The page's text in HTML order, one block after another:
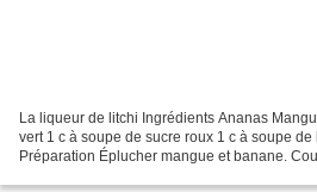
La liqueur de litchi Ingrédients Ananas
vert 1 c à soupe de sucre roux 1 c à soupe
Préparation Éplucher mangue et banane.